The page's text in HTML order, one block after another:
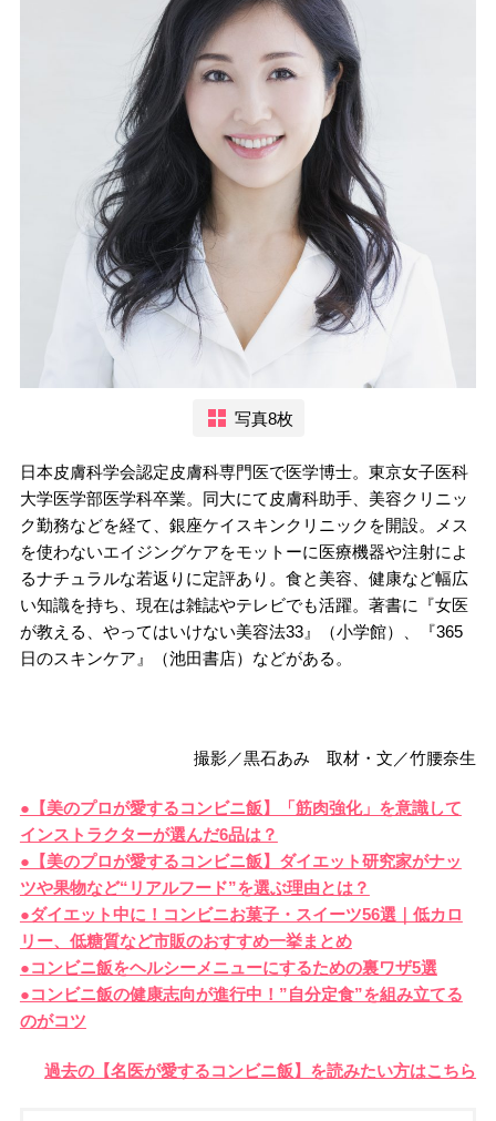
写真8枚
日本皮膚科学会認定皮膚科専門医で医学博士。東京女子医科
大学医学部医学科卒業。同大にて皮膚科助手、美容クリニッ
ク勤務などを経て、銀座ケイスキンクリニックを開設。メス
を使わないエイジングケアをモットーに医療機器や注射によ
るナチュラルな若返りに定評あり。食と美容、健康など幅広
い知識を持ち、現在は雑誌やテレビでも活躍。著書に『女医
が教える、やってはいけない美容法33』（小学館）、『365
日のスキンケア』（池田書店）などがある。
撮影／黒石あみ 取材・文／竹腰奈生
●【美のプロが愛するコンビニ飯】「筋肉強化」を意識して
インストラクターが選んだ6品は？
●【美のプロが愛するコンビニ飯】ダイエット研究家がナッ
ツや果物など“リアルフード”を選ぶ理由とは？
●ダイエット中に！コンビニお菓子・スイーツ56選｜低カロ
リー、低糖質など市販のおすすめ一挙まとめ
●コンビニ飯をヘルシーメニューにするための裏ワザ5選
●コンビニ飯の健康志向が進行中！”自分定食”を組み立てる
のがコツ
過去の【名医が愛するコンビニ飯】を読みたい方はこちら